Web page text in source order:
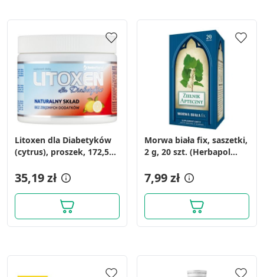
Litoxen dla Diabetyków
(cytrus), proszek, 172,5g
35,19 zł
Morwa biała fix, saszetki,
2 g, 20 szt. (Herbapol
7,99 zł
geolokalizacyjnych
Identyfikowanie urządzeń na podstawie
aktywnie żądanych informacji
Cele przetwarzania inne niż IAB:
Niezbędne
Wydajność (Performance)
Reklama / śledzenie